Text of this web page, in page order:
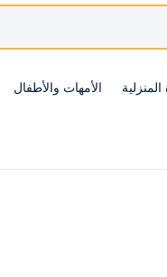
الأمهات والأطفال